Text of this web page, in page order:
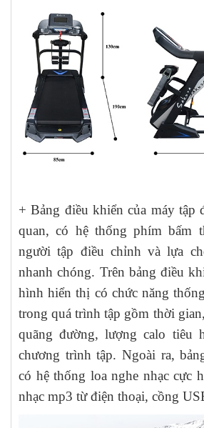
+ Bảng điều khiển của máy tập
quan, có hệ thống phím bấm
người tập điều chỉnh và lựa
nhanh chóng. Trên bảng điều
hình hiển thị có chức năng
trong quá trình tập gồm thời
quãng đường, lượng calo tiêu
chương trình tập. Ngoài ra,
có hệ thống loa nghe nhạc cực
nhạc mp3 từ điện thoại, cồng